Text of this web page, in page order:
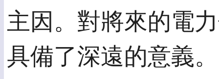
主因。對將來的電
具備了深遠的意義。